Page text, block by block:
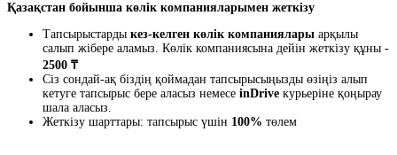
Қазақстан бойынша көлік компанияларымен жеткізу
Тапсырыстарды кез-келген көлік компаниялары арқылы
салып жібере аламыз. Көлік компаниясына дейін жеткізу құны -
2500 ₸
Сіз сондай-ақ біздің қоймадан тапсырысыңызды өзіңіз алып
кетуге тапсырыс бере аласыз немесе inDrive курьеріне қоңырау
шала аласыз.
Жеткізу шарттары: тапсырыс үшін 100% төлем